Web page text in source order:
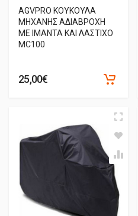
AGVPRO ΚΟΥΚΟΥΛΑ
ΜΗΧΑΝΗΣ ΑΔΙΑΒΡΟΧΗ
ΜΕ ΙΜΑΝΤΑ ΚΑΙ ΛΑΣΤΙΧΟ
MC100
25,00€